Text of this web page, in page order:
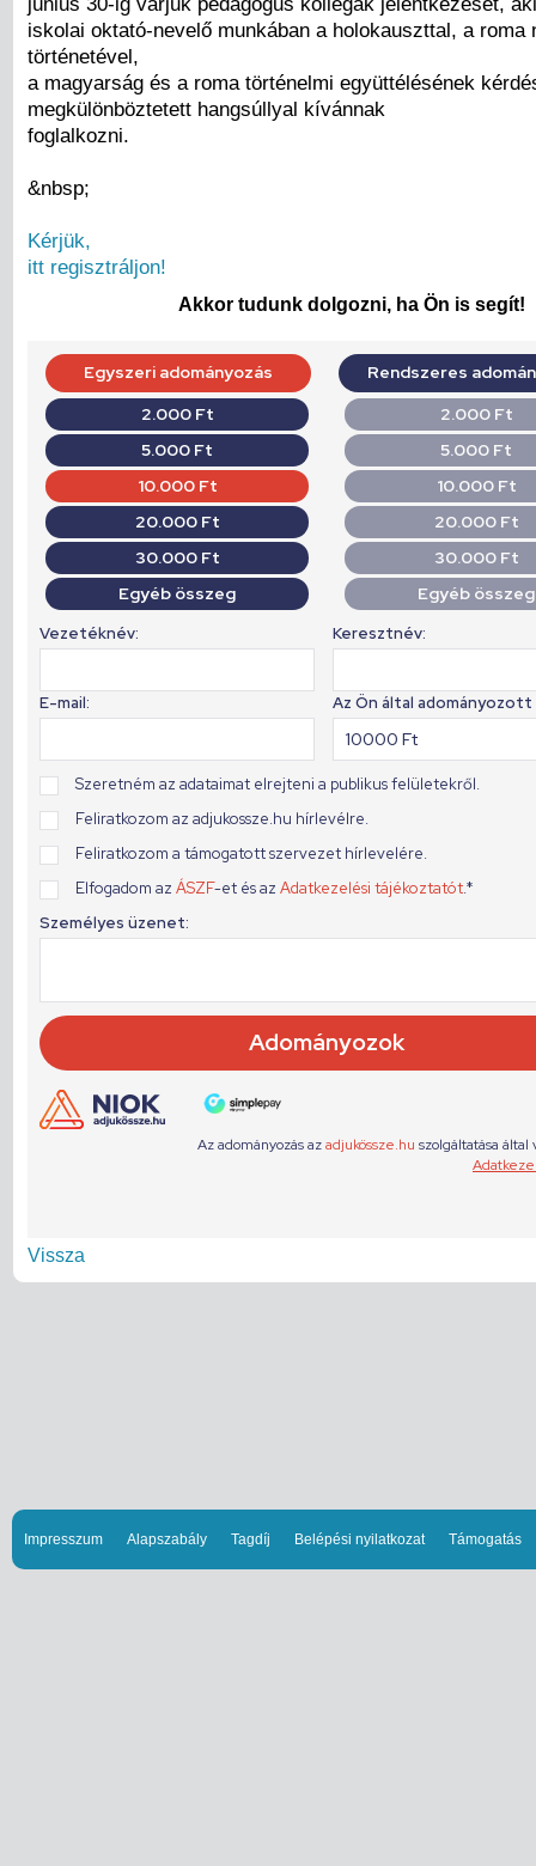
iskolai oktató-nevelő munkában a holokauszttal, a roma
történetével,
a magyarság és a roma történelmi együttélésének
megkülönböztetett hangsúllyal kívánnak
foglalkozni.
&nbsp;
Kérjük,
itt regisztráljon!
Akkor tudunk dolgozni, ha Ön is segít!
Vissza
Impresszum Alapszabály Tagdíj Belépési nyilatkozat Támogatás